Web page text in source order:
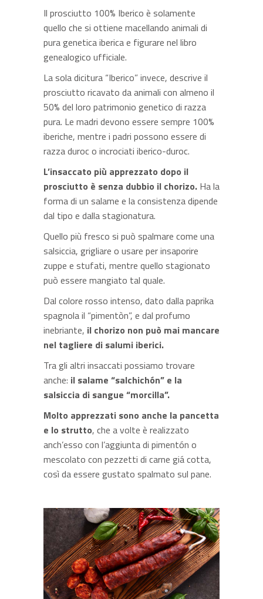
Il prosciutto 100% Iberico è solamente
quello che si ottiene macellando animali di
pura genetica iberica e figurare nel libro
genealogico ufficiale.
La sola dicitura “Iberico” invece, descrive il
prosciutto ricavato da animali con almeno il
50% del loro patrimonio genetico di razza
pura. Le madri devono essere sempre 100%
iberiche, mentre i padri possono essere di
razza duroc o incrociati iberico-duroc.
L’insaccato più apprezzato dopo il
prosciutto è senza dubbio il chorizo. Ha la
forma di un salame e la consistenza dipende
dal tipo e dalla stagionatura.
Quello più fresco si può spalmare come una
salsiccia, grigliare o usare per insaporire
zuppe e stufati, mentre quello stagionato
può essere mangiato tal quale.
Dal colore rosso intenso, dato dalla paprika
spagnola il “pimentòn”, e dal profumo
inebriante, il chorizo non può mai mancare
nel tagliere di salumi iberici.
Tra gli altri insaccati possiamo trovare
anche: il salame “salchichón” e la
salsiccia di sangue “morcilla”.
Molto apprezzati sono anche la pancetta
e lo strutto, che a volte è realizzato
anch’esso con l’aggiunta di pimentón o
mescolato con pezzetti di carne giá cotta,
così da essere gustato spalmato sul pane.